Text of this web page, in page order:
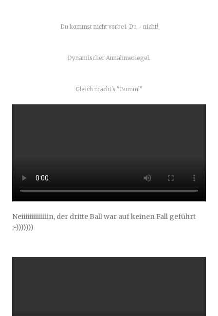
Du kommst nicht vorbei. Du - nicht!
Dynamischer Annahmeriegel.
Gleich macht's "Bumm!"
Neiiiiiiiiiiiiiin, der dritte Ball war auf keinen Fall geführt
;-)))))))